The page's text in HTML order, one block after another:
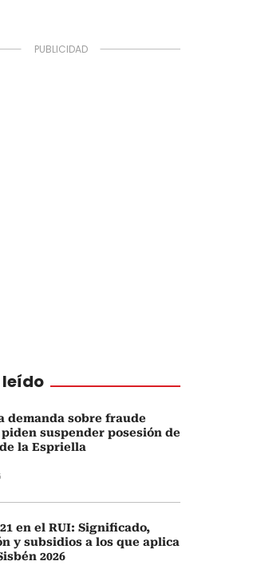
leído
demanda sobre fraude
suspender posesión de
la Espriella
en el RUI: Significado,
y subsidios a los que aplica
2026